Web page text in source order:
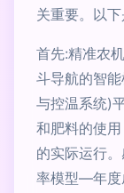
关重要。以
首先:精准农
斗导航的智
与控温系统)
和肥料的使
的实际运行
率模型—年度